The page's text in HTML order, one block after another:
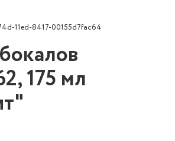
11ed-8417-00155d7fac64
175 мл